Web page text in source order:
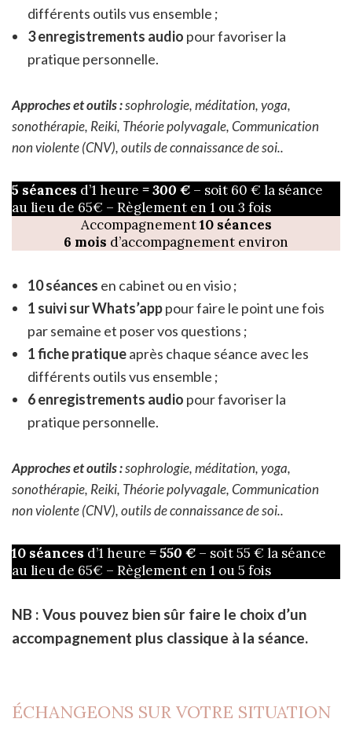
différents outils vus ensemble ;
3 enregistrements audio pour favoriser la
pratique personnelle.
Approches et outils :sophrologie, méditation, yoga,
sonothérapie, Reiki, Théorie polyvagale, Communication
non violente (CNV), outils de connaissance de soi..
5 séances d’1 heure = 300 € – soit 60 € la séance
au lieu de 65€ – Règlement en 1 ou 3 fois
Accompagnement10 séances
6 mois d’accompagnement environ
10 séances en cabinet ou en visio ;
1 suivi sur Whats’apppour faire le point une fois
par semaine et poser vos questions ;
1 fiche pratiqueaprès chaque séance avec les
différents outils vus ensemble ;
6 enregistrements audio pour favoriser la
pratique personnelle.
Approches et outils :sophrologie, méditation, yoga,
sonothérapie, Reiki, Théorie polyvagale, Communication
non violente (CNV), outils de connaissance de soi..
10 séances d’1 heure = 550 € – soit 55 € la séance
au lieu de 65€ – Règlement en 1 ou 5 fois
NB : Vous pouvez bien sûr faire le choix d’un
accompagnement plus classique à la séance.
ÉCHANGEONS SUR VOTRE SITUATION